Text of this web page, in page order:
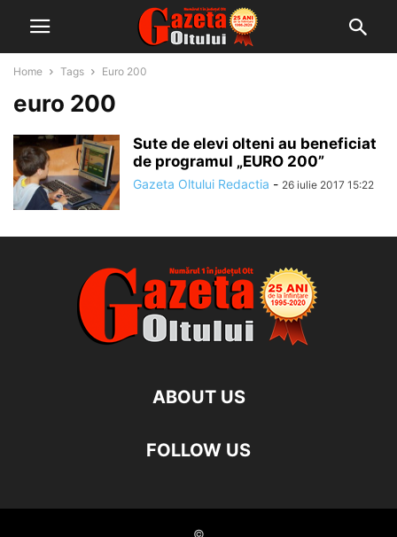
Home Tags Euro 200
euro 200
Sute de elevi olteni au beneficiat
de programul „EURO 200”
Gazeta Oltului Redactia - 26 iulie 2017 15:22
ABOUT US
FOLLOW US
©